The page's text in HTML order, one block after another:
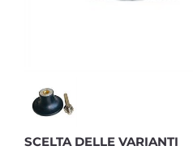
SCELTA DELLE VARIANTI